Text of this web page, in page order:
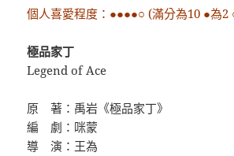
個人喜愛程度：●●●●○ (滿分為10 ●為2
極品家丁
Legend of Ace
原 著：禹岩《極品家丁》
編 劇：咪蒙
導 演：王為